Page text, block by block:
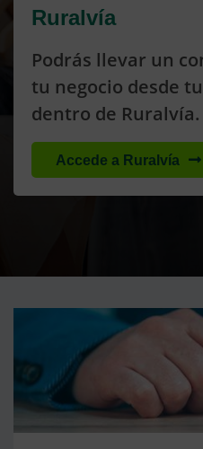
Ruralvía
Podrás llevar un
tu negocio desde
dentro de Ruralvía.
Accede a Ruralvía